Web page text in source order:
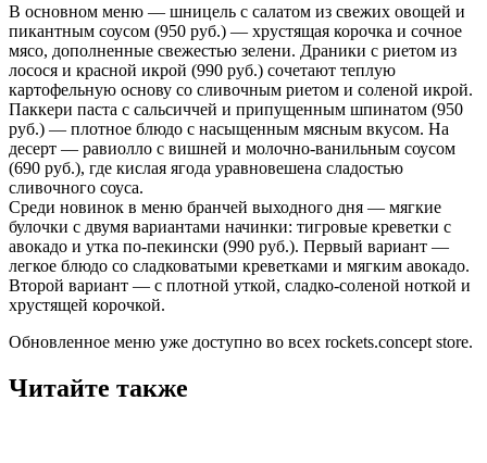
В основном меню — шницель с салатом из свежих овощей и
пикантным соусом (950 руб.) — хрустящая корочка и сочное
мясо, дополненные свежестью зелени. Драники с риетом из
лосося и красной икрой (990 руб.) сочетают теплую
картофельную основу со сливочным риетом и соленой икрой.
Паккери паста с сальсиччей и припущенным шпинатом (950
руб.) — плотное блюдо с насыщенным мясным вкусом. На
десерт — равиолло с вишней и молочно-ванильным соусом
(690 руб.), где кислая ягода уравновешена сладостью
сливочного соуса.
Среди новинок в меню бранчей выходного дня — мягкие
булочки с двумя вариантами начинки: тигровые креветки с
авокадо и утка по-пекински (990 руб.). Первый вариант —
легкое блюдо со сладковатыми креветками и мягким авокадо.
Второй вариант — с плотной уткой, сладко-соленой ноткой и
хрустящей корочкой.
Обновленное меню уже доступно во всех rockets.concept store.
Читайте также